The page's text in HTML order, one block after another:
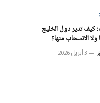
كيف تدير دول الخليج
ولا الانسحاب منها؟
3 أبريل 2026